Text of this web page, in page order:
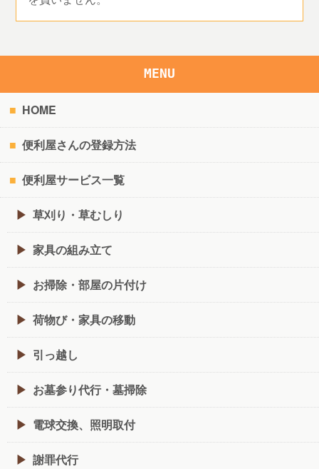
MENU
HOME
便利屋さんの登録方法
便利屋サービス一覧
草刈り・草むしり
家具の組み立て
お掃除・部屋の片付け
荷物び・家具の移動
引っ越し
お墓参り代行・墓掃除
電球交換、照明取付
謝罪代行